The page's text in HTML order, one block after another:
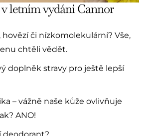
v letním vydání Cannor
hovězí či nízkomolekulární? Vše,
chtěli vědět.
doplněk stravy pro ještě lepší
– vážně naše kůže ovlivňuje
ANO!